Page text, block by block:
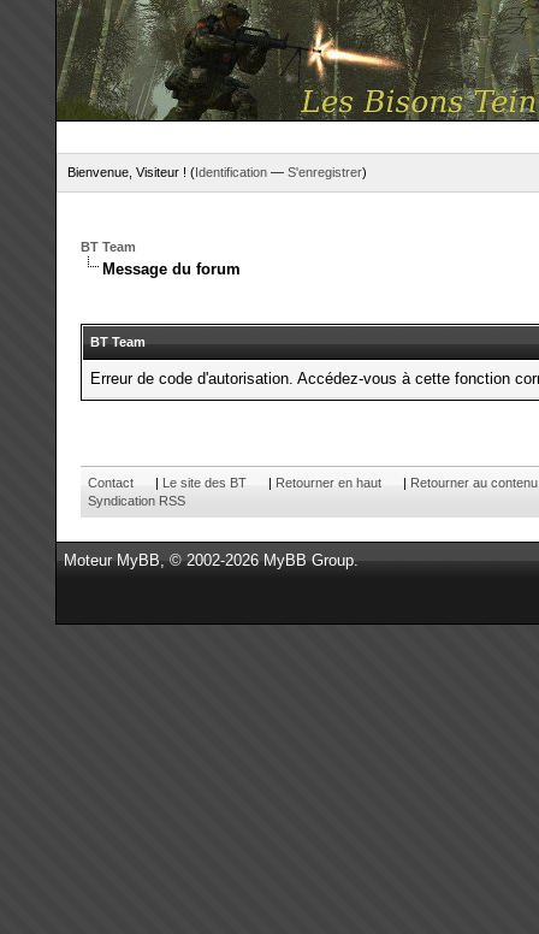
Bienvenue, Visiteur ! (Identification— S'enregistrer)
BT Team
Message du forum
BT Team
Erreur de code d'autorisation. Accédez-vous à cette fonction
Contact | Le site des BT | Retourner en haut | Retourner au contenu
Syndication RSS
MoteurMyBB, © 2002-2026MyBB Group.